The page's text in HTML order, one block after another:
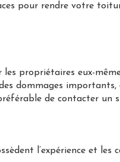
pour rendre votre
propriétaires eux-
dommages
de contacter un
l’expérience et les